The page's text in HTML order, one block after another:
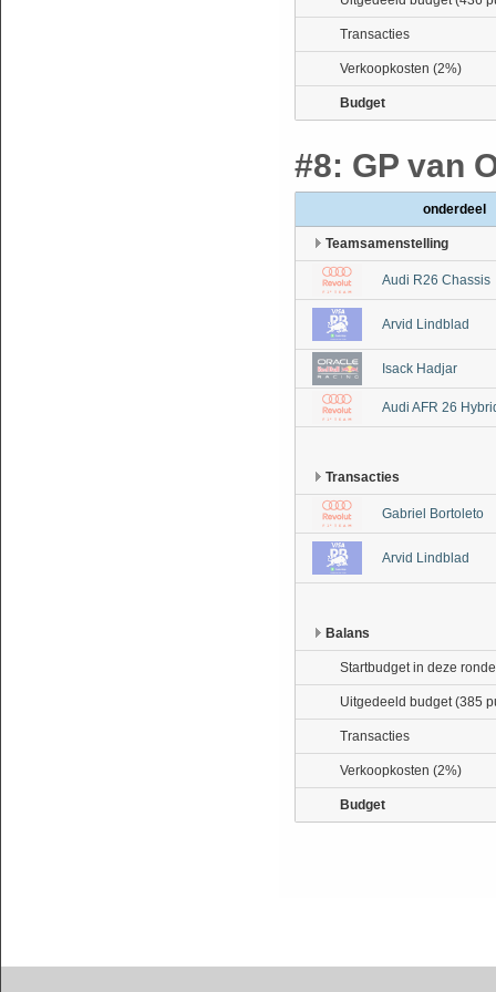
Transacties
Verkoopkosten (2%)
Budget
#8: GP van
onderdeel
Teamsamenstelling
Audi R26 Chassis
Arvid Lindblad
Isack Hadjar
Audi AFR 26
Transacties
Gabriel Bortoleto
Arvid Lindblad
Balans
Startbudget in deze ronde
Uitgedeeld budget (385
Transacties
Verkoopkosten (2%)
Budget